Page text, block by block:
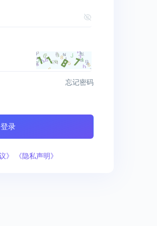
忘记密码
登录
》 《隐私声明》